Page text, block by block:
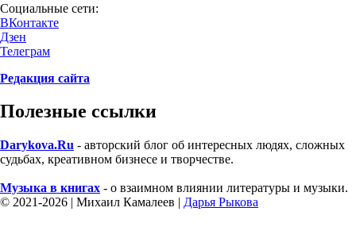
Социальные сети:
ВКонтакте
Дзен
Телеграм
Редакция сайта
Полезные ссылки
Darykova.Ru - авторский блог об интересных людях, сложных
судьбах, креативном бизнесе и творчестве.
Музыка в книгах - о взаимном влиянии литературы и музыки.
© 2021-2026 | Михаил Камалеев | Дарья Рыкова